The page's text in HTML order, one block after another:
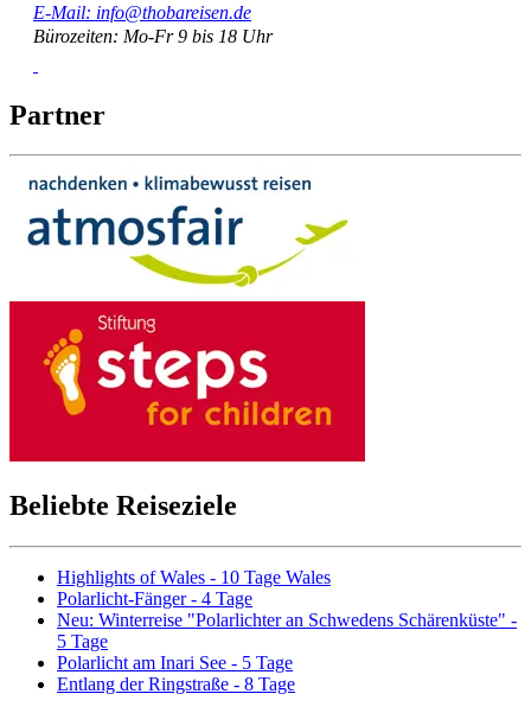
E-Mail: info@thobareisen.de
Bürozeiten: Mo-Fr 9 bis 18 Uhr
Partner
Beliebte Reiseziele
Highlights of Wales - 10 Tage Wales
Polarlicht-Fänger - 4 Tage
Neu: Winterreise "Polarlichter an Schwedens Schärenküste" -
5 Tage
Polarlicht am Inari See - 5 Tage
Entlang der Ringstraße - 8 Tage